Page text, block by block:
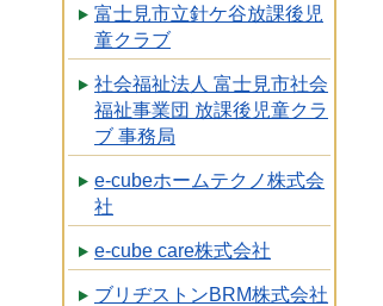
富士見市立針ケ谷放課後児
童クラブ
社会福祉法人 富士見市社会
福祉事業団 放課後児童クラ
ブ 事務局
e-cubeホームテクノ株式会
社
e-cube care株式会社
ブリヂストンBRM株式会社